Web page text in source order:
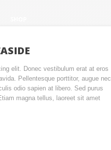
elit. Donec vestibulum erat at eros
Pellentesque porttitor, augue nec
odio sapien at libero. Sed purus
magna tellus, laoreet sit amet